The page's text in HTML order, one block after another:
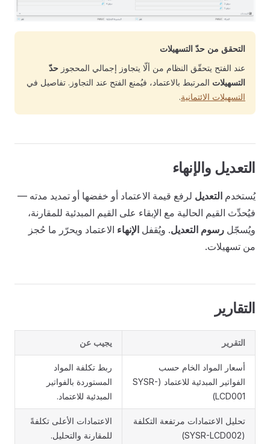
التحقق من حدّ التسهيلات
عند الفتح يتحقّق النظام من ألّا يتجاوز إجمالي المحجوز حدّ
التسهيلات المرتبط بالاعتماد، فيُمنع الفتح عند التجاوز. تفاصيل في
التسهيلات الائتمانية.
التعديل والإنهاء
يُستخدم التعديل لرفع قيمة الاعتماد أو خفضها أو تمديد مدته —
فيُحدِّث القيم الحالية مع الإبقاء على القيم المبدئية للمقارنة،
ويُسجّل رسوم التعديل. ويُقفل الإنهاء الاعتماد ويحرّر ما حُجز
من تسهيلات.
التقارير
التقرير يجيب عن
أسعار المواد الخام حسب
الفواتير المبدئية للاعتماد (SYSR-
LCD001)
ربط تكلفة المواد
المستوردة بالفواتير
المبدئية للاعتماد.
تحليل الاعتمادات مرتفعة التكلفة
(SYSR-LCD002)
الاعتمادات الأعلى تكلفةً
للمقارنة والتحليل.